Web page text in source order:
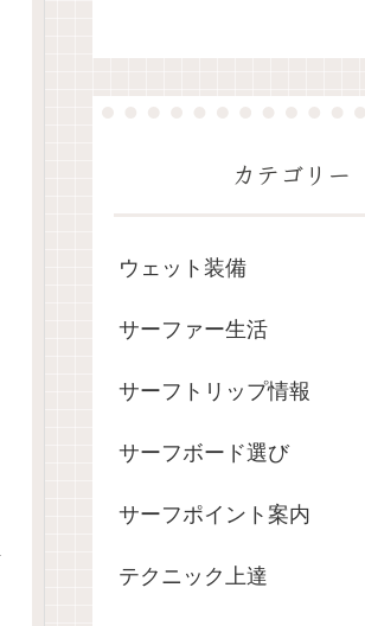
カテゴリー
ウェット装備
サーファー生活
サーフトリップ情報
サーフボード選び
サーフポイント案内
テクニック上達